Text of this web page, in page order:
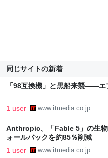
同じサイトの新着
「98互換機」と黒船来襲――エ
1 user www.itmedia.co.jp
Anthropic、「Fable 5」の生
ォールバックを約85％削減
1 user www.itmedia.co.jp